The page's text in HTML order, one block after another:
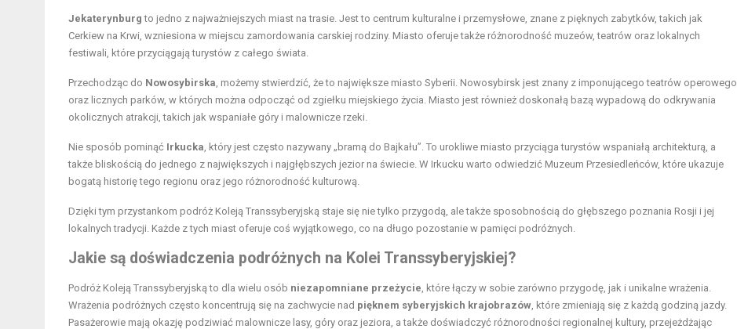
Jekaterynburg to jedno z najważniejszych miast na trasie. Jest to centrum kulturalne i przemysłowe, znane z pięknych zabytków, takich jak
Cerkiew na Krwi, wzniesiona w miejscu zamordowania carskiej rodziny. Miasto oferuje także różnorodność muzeów, teatrów oraz lokalnych
festiwali, które przyciągają turystów z całego świata.
Przechodząc do Nowosybirska , możemy stwierdzić, że to największe miasto Syberii. Nowosybirsk jest znany z imponującego teatrów operowego
oraz licznych parków, w których można odpocząć od zgiełku miejskiego życia. Miasto jest również doskonałą bazą wypadową do odkrywania
okolicznych atrakcji, takich jak wspaniałe góry i malownicze rzeki.
Nie sposób pominąć Irkucka , który jest często nazywany „bramą do Bajkału”. To urokliwe miasto przyciąga turystów wspaniałą architekturą, a
także bliskością do jednego z największych i najgłębszych jezior na świecie. W Irkucku warto odwiedzić Muzeum Przesiedleńców, które ukazuje
bogatą historię tego regionu oraz jego różnorodność kulturową.
Dzięki tym przystankom podróż Koleją Transsyberyjską staje się nie tylko przygodą, ale także sposobnością do głębszego poznania Rosji i jej
lokalnych tradycji. Każde z tych miast oferuje coś wyjątkowego, co na długo pozostanie w pamięci podróżnych.
Jakie są doświadczenia podróżnych na Kolei Transsyberyjskiej?
Podróż Koleją Transsyberyjską to dla wielu osób niezapomniane przeżycie , które łączy w sobie zarówno przygodę, jak i unikalne wrażenia.
Wrażenia podróżnych często koncentrują się na zachwycie nad pięknem syberyjskich krajobrazów , które zmieniają się z każdą godziną jazdy.
Pasażerowie mają okazję podziwiać malownicze lasy, góry oraz jeziora, a także doświadczyć różnorodności regionalnej kultury, przejeżdżając